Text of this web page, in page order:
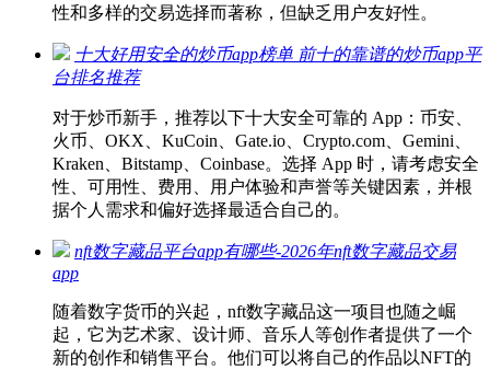
性和多样的交易选择而著称，但缺乏用户友好性。
十大好用安全的炒币app榜单 前十的靠谱的炒币app平
台排名推荐
对于炒币新手，推荐以下十大安全可靠的 App：币安、
火币、OKX、KuCoin、Gate.io、Crypto.com、Gemini、
Kraken、Bitstamp、Coinbase。选择 App 时，请考虑安全
性、可用性、费用、用户体验和声誉等关键因素，并根
据个人需求和偏好选择最适合自己的。
nft数字藏品平台app有哪些-2026年nft数字藏品交易
app
随着数字货币的兴起，nft数字藏品这一项目也随之崛
起，它为艺术家、设计师、音乐人等创作者提供了一个
新的创作和销售平台。他们可以将自己的作品以NFT的